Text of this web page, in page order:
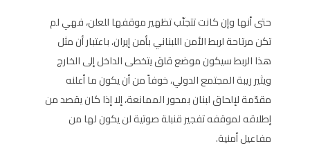
حتى أنها وإن كانت تتجنّب تظهير موقفها للعلن، فهي لم
تكن مرتاحة لربط الأمن اللبناني بأمن إيران، باعتبار أن مثل
هذا الربط سيكون موضع قلق يتخطى الداخل إلى الخارج
ويثير ريبة المجتمع الدولي، خوفاً من أن يكون ما أعلنه
مقدّمة لإلحاق لبنان بمحور الممانعة، إلا إذا كان يقصد من
إطلاقه لموقفه تفجير قنبلة صوتية لن يكون لها من
مفاعيل أمنية.